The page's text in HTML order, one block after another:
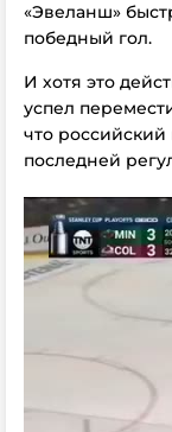
«Эвеланш»
победный гол.
И хотя это
успел
что
последней